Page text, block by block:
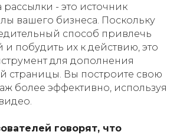
рассылки - это источник
вашего бизнеса. Поскольку
способ привлечь
и побудить их к действию, это
для дополнения
страницы. Вы построите свою
более эффективно, используя
говорят, что